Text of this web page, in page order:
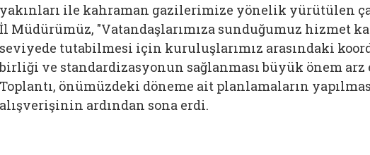
yakınları ile kahraman gazilerimize yönelik yürütülen
İl Müdürümüz, "Vatandaşlarımıza sunduğumuz hizmet
seviyede tutabilmesi için kuruluşlarımız arasındaki
birliği ve standardizasyonun sağlanması büyük önem
Toplantı, önümüzdeki döneme ait planlamaların
alışverişinin ardından sona erdi.